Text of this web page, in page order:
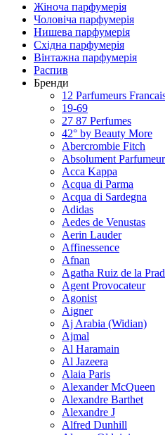
Жіноча парфумерія
Чоловіча парфумерія
Нишева парфумерія
Східна парфумерія
Вінтажна парфумерія
Распив
Бренди
12 Parfumeurs
19-69
27 87 Perfumes
42° by Beauty More
Abercrombie Fitch
Absolument Parfumeur
Acca Kappa
Acqua di Parma
Acqua di Sardegna
Adidas
Aedes de Venustas
Aerin Lauder
Affinessence
Afnan
Agatha Ruiz de la
Agent Provocateur
Agonist
Aigner
Aj Arabia (Widian)
Ajmal
Al Haramain
Al Jazeera
Alaia Paris
Alexander McQueen
Alexandre Barthet
Alexandre J
Alfred Dunhill